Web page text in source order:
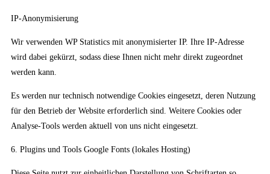
IP-Anonymisierung
Wir verwenden WP Statistics mit anonymisierter IP. Ihre IP-Adresse
wird dabei gekürzt, sodass diese Ihnen nicht mehr direkt zugeordnet
werden kann.
Es werden nur technisch notwendige Cookies eingesetzt, deren Nutzung
für den Betrieb der Website erforderlich sind. Weitere Cookies oder
Analyse-Tools werden aktuell von uns nicht eingesetzt.
6. Plugins und Tools Google Fonts (lokales Hosting)